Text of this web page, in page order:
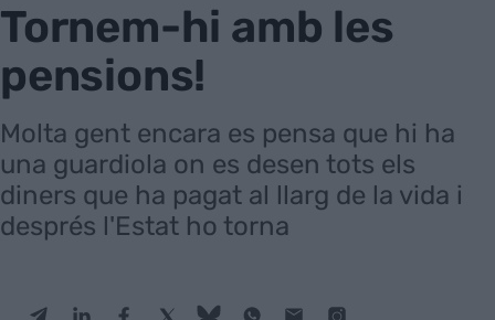
Tornem-hi amb les
pensions!
Molta gent encara es pensa que hi ha
una guardiola on es desen tots els
diners que ha pagat al llarg de la vida i
després l'Estat ho torna